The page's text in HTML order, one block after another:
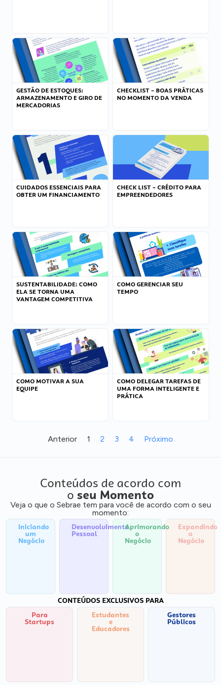
GESTÃO DE ESTOQUES:
ARMAZENAMENTO E GIRO DE
MERCADORIAS
CHECKLIST – BOAS PRÁTICAS
NO MOMENTO DA VENDA
CUIDADOS ESSENCIAIS PARA
OBTER UM FINANCIAMENTO
CHECK LIST – CRÉDITO PARA
EMPREENDEDORES
SUSTENTABILIDADE: COMO
ELA SE TORNA UMA
VANTAGEM COMPETITIVA
COMO GERENCIAR SEU
TEMPO
COMO MOTIVAR A SUA
EQUIPE
COMO DELEGAR TAREFAS DE
UMA FORMA INTELIGENTE E
PRÁTICA
Anterior 1 2 3 4 Próximo
Conteúdos de acordo com
o seu Momento
Veja o que o Sebrae tem para você de acordo com o seu
momento:
Iniciando
um
Negócio
Desenvolvimento
Pessoal
Aprimorando
o
Negócio
Expandindo
o
Negócio
CONTEÚDOS EXCLUSIVOS PARA
Para
Startups
Estudantes
e
Educadores
Gestores
Públicos